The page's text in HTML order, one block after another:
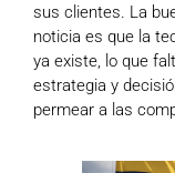
sus clientes. La
noticia es que la
ya existe, lo que
estrategia y
permear a las